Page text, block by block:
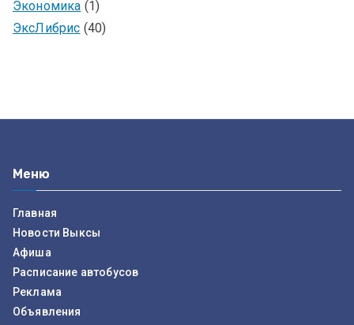
Экономика (1)
ЭксЛибрис (40)
Меню
Главная
Новости Выксы
Афиша
Расписание автобусов
Реклама
Объявления